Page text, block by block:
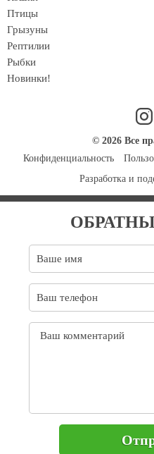
Птицы
Грызуны
Рептилии
Рыбки
Новинки!
© 2026 Все
Конфиденциальность
Разработка и